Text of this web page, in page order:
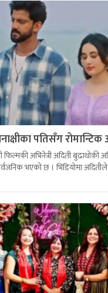
पतिसँग रोमान्टिक
अभिनेत्री अदिती बुढाथोकी
भएको छ । भिडियोमा